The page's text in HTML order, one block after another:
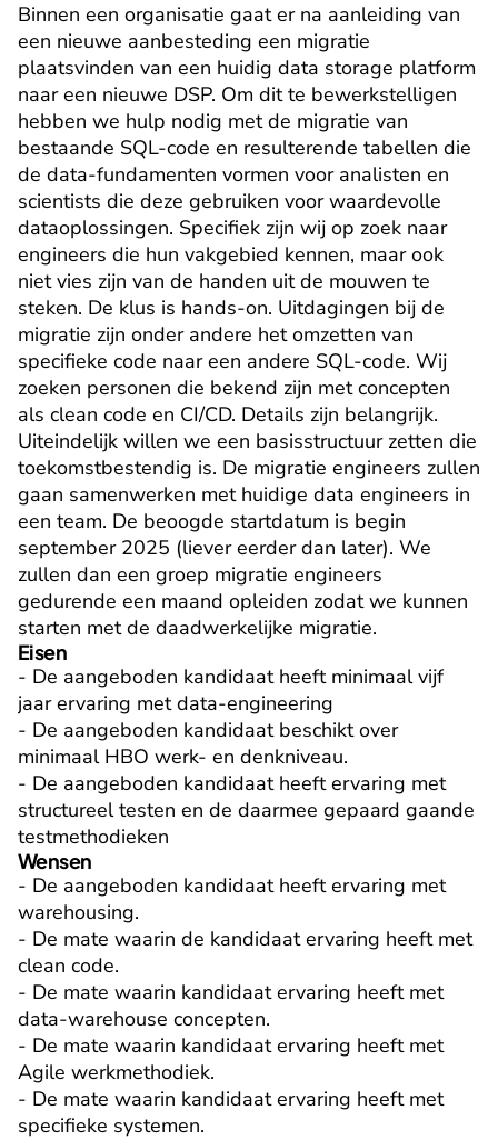
Binnen een organisatie gaat er na aanleiding van
een nieuwe aanbesteding een migratie
plaatsvinden van een huidig data storage platform
naar een nieuwe DSP. Om dit te bewerkstelligen
hebben we hulp nodig met de migratie van
bestaande SQL-code en resulterende tabellen die
de data-fundamenten vormen voor analisten en
scientists die deze gebruiken voor waardevolle
dataoplossingen. Specifiek zijn wij op zoek naar
engineers die hun vakgebied kennen, maar ook
niet vies zijn van de handen uit de mouwen te
steken. De klus is hands-on. Uitdagingen bij de
migratie zijn onder andere het omzetten van
specifieke code naar een andere SQL-code. Wij
zoeken personen die bekend zijn met concepten
als clean code en CI/CD. Details zijn belangrijk.
Uiteindelijk willen we een basisstructuur zetten die
toekomstbestendig is. De migratie engineers zullen
gaan samenwerken met huidige data engineers in
een team. De beoogde startdatum is begin
september 2025 (liever eerder dan later). We
zullen dan een groep migratie engineers
gedurende een maand opleiden zodat we kunnen
starten met de daadwerkelijke migratie.
Eisen
- De aangeboden kandidaat heeft minimaal vijf
jaar ervaring met data-engineering
- De aangeboden kandidaat beschikt over
minimaal HBO werk- en denkniveau.
- De aangeboden kandidaat heeft ervaring met
structureel testen en de daarmee gepaard gaande
testmethodieken
Wensen
- De aangeboden kandidaat heeft ervaring met
warehousing.
- De mate waarin de kandidaat ervaring heeft met
clean code.
- De mate waarin kandidaat ervaring heeft met
data-warehouse concepten.
- De mate waarin kandidaat ervaring heeft met
Agile werkmethodiek.
- De mate waarin kandidaat ervaring heeft met
specifieke systemen.